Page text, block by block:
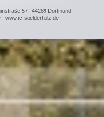
57 | 44289 Dortmund
| www.tc-soelderholz.de